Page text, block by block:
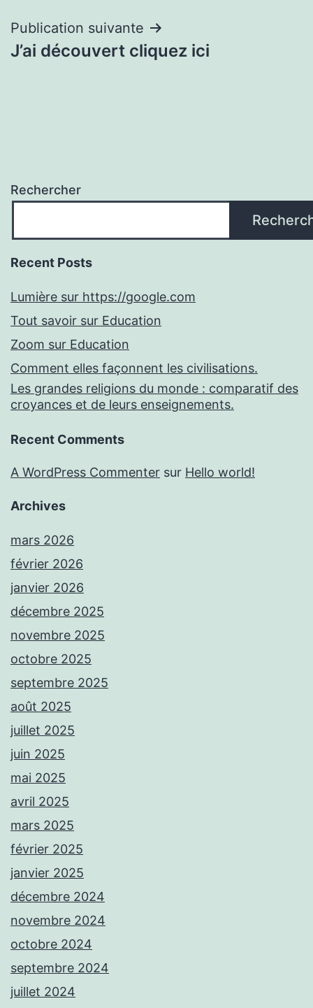
Publication suivante
J’ai découvert cliquez ici
Rechercher
Recent Posts
Lumière sur https://google.com
Tout savoir sur Education
Zoom sur Education
Comment elles façonnent les civilisations.
Les grandes religions du monde : comparatif des
croyances et de leurs enseignements.
Recent Comments
A WordPress Commenter sur Hello world!
Archives
mars 2026
février 2026
janvier 2026
décembre 2025
novembre 2025
octobre 2025
septembre 2025
août 2025
juillet 2025
juin 2025
mai 2025
avril 2025
mars 2025
février 2025
janvier 2025
décembre 2024
novembre 2024
octobre 2024
septembre 2024
juillet 2024